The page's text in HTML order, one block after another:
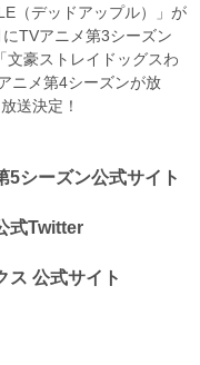
（デッドアップル）」が
TVアニメ第3シーズン
文豪ストレイドッグスわ
ニメ第4シーズンが放
送決定！
5シーズン公式サイト
式Twitter
ス 公式サイト